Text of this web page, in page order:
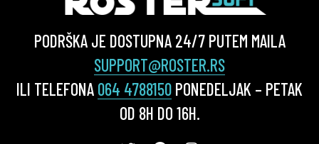
PODRŠKA JE DOSTUPNA 24/7 PUTEM MAILA
SUPPORT@ROSTER.RS
ILI TELEFONA 064 4788150 PONEDELJAK – PETAK
OD 8H DO 16H.